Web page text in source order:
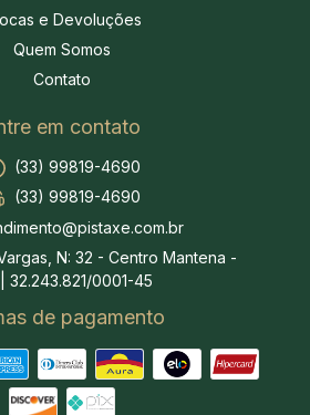
e Devoluções
Quem Somos
Contato
em contato
(33) 99819-4690
(33) 99819-4690
N: 32 - Centro Mantena -
32.243.821/0001-45
de pagamento